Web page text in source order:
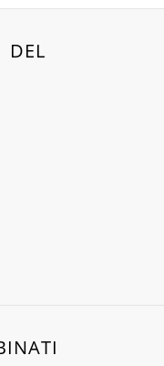
DEL